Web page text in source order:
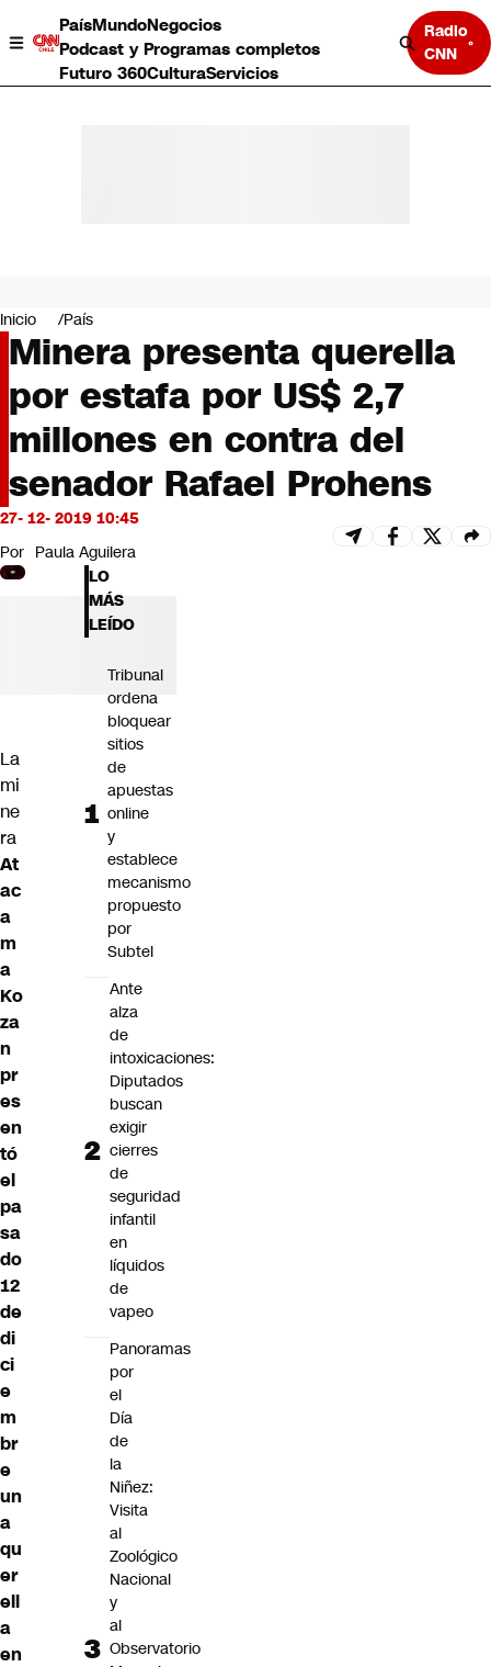
PaísMundoNegocios
Podcast y Programas completos
Futuro 360CulturaServicios
Radio
CNN
Negocios
Deportes
Programas completos
Cultura
Servicios
Bits
CNN tiempo
Futuro 360
Inicio País
Minera presenta querella
por estafa por US$ 2,7
millones en contra del
senador Rafael Prohens
27- 12- 2019 10:45
Por Paula Aguilera
La
mi
ne
ra
At
ac
a
m
a
Ko
za
n
pr
es
en
tó
el
pa
sa
do
12
de
di
ci
e
m
br
e
un
a
qu
er
ell
a
en
LO
MÁS
LEÍDO
Tribunal
ordena
bloquear
sitios
de
apuestas
online
y
establece
mecanismo
propuesto
por
Subtel
Ante
alza
de
intoxicaciones:
Diputados
buscan
exigir
cierres
de
seguridad
infantil
en
líquidos
de
vapeo
Panoramas
por
el
Día
de
la
Niñez:
Visita
al
Zoológico
Nacional
y
al
Observatorio